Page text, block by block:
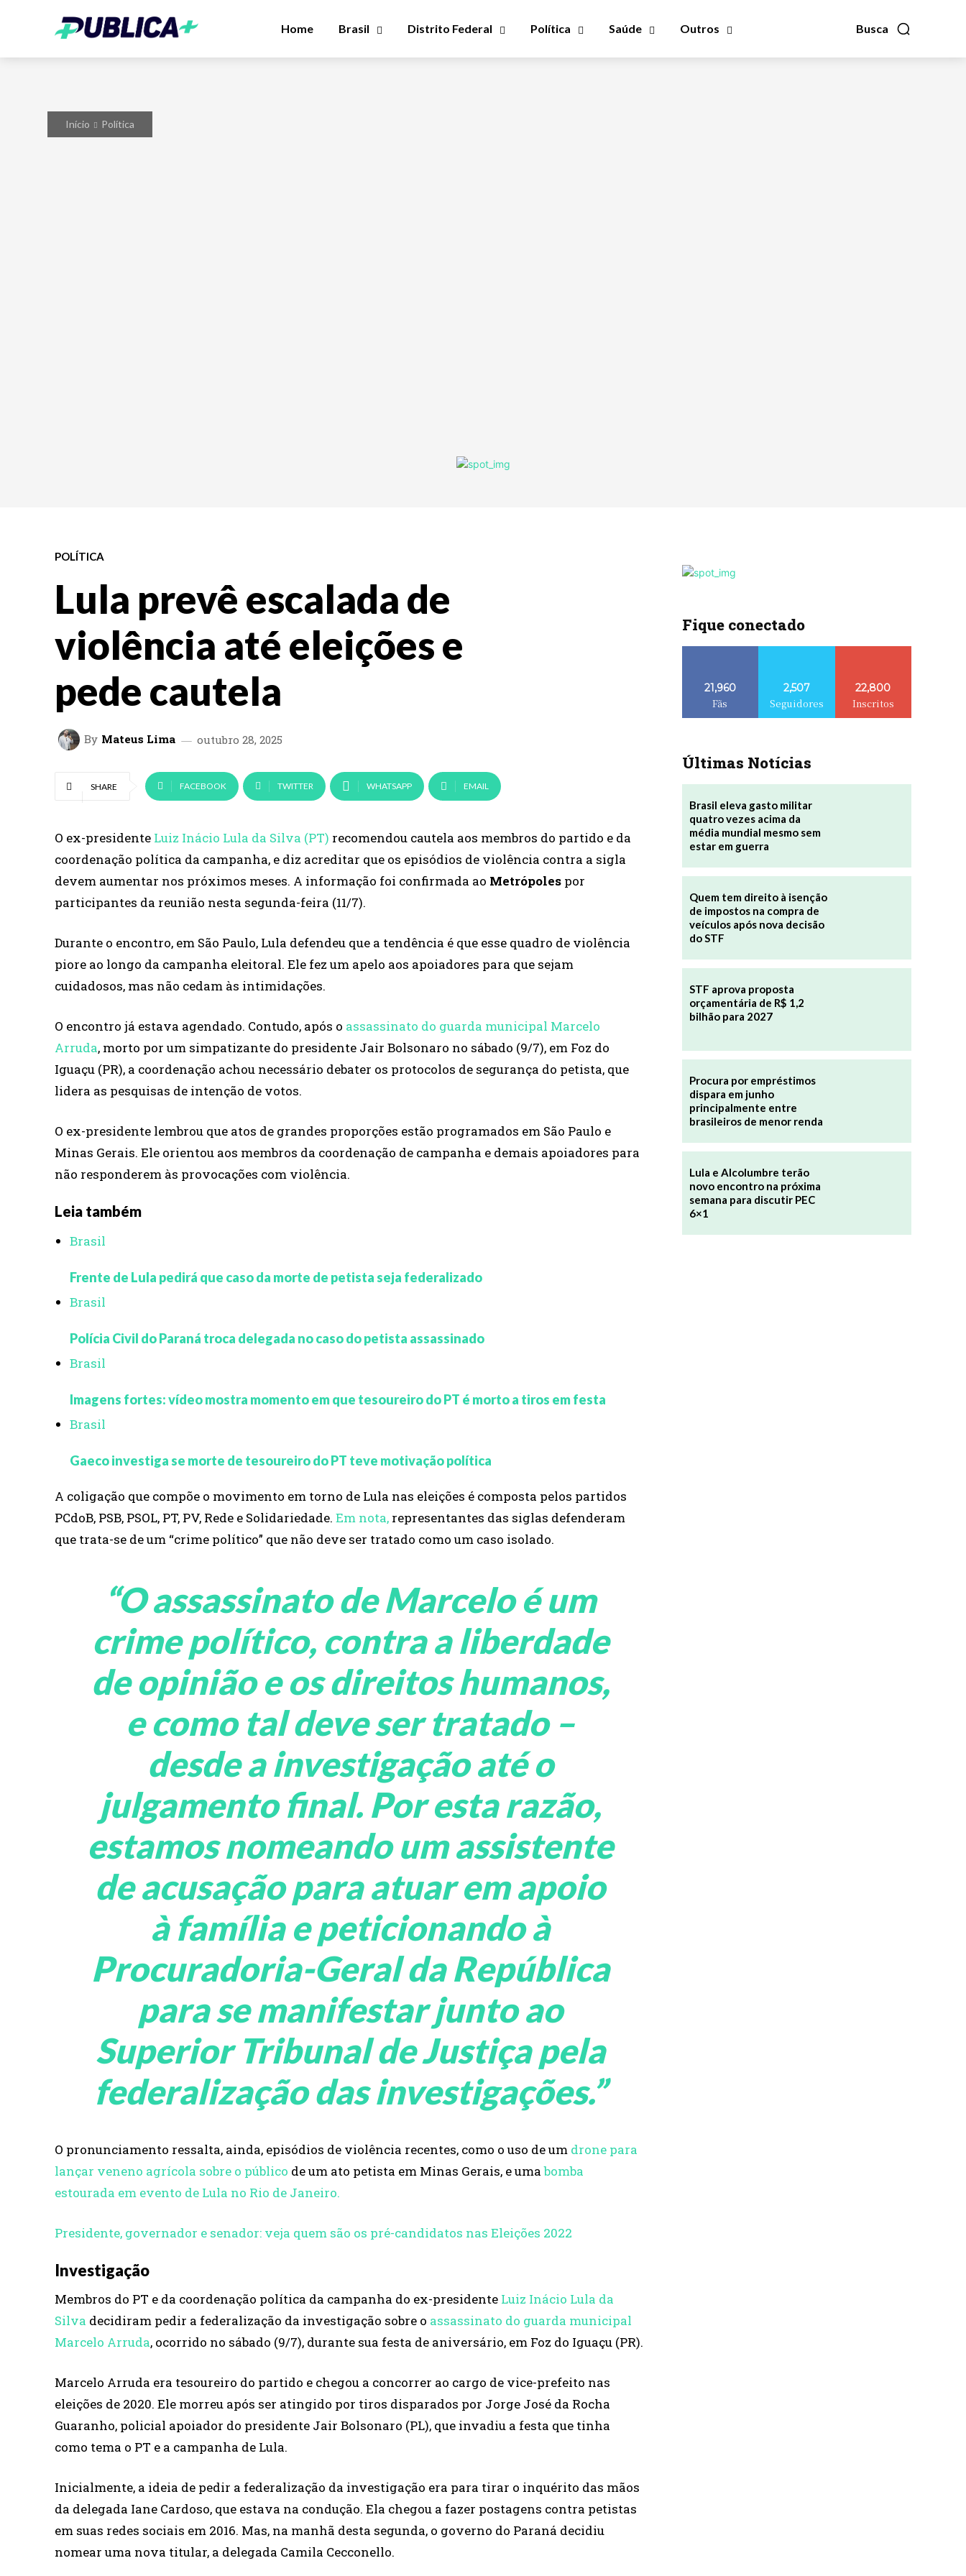
Busca
Home Brasil Distrito Federal Política Saúde Outros
Início Política
POLÍTICA
Lula prevê escalada de
violência até eleições e
pede cautela
By Mateus Lima outubro 28, 2025
SHARE FACEBOOK TWITTER WHATSAPP EMAIL
O ex-presidente Luiz Inácio Lula da Silva (PT) recomendou cautela aos membros do partido e da
coordenação política da campanha, e diz acreditar que os episódios de violência contra a sigla
devem aumentar nos próximos meses. A informação foi confirmada ao Metrópoles por
participantes da reunião nesta segunda-feira (11/7).
Durante o encontro, em São Paulo, Lula defendeu que a tendência é que esse quadro de violência
piore ao longo da campanha eleitoral. Ele fez um apelo aos apoiadores para que sejam
cuidadosos, mas não cedam às intimidações.
O encontro já estava agendado. Contudo, após o assassinato do guarda municipal Marcelo
Arruda, morto por um simpatizante do presidente Jair Bolsonaro no sábado (9/7), em Foz do
Iguaçu (PR), a coordenação achou necessário debater os protocolos de segurança do petista, que
lidera as pesquisas de intenção de votos.
O ex-presidente lembrou que atos de grandes proporções estão programados em São Paulo e
Minas Gerais. Ele orientou aos membros da coordenação de campanha e demais apoiadores para
não responderem às provocações com violência.
Leia também
Brasil
Frente de Lula pedirá que caso da morte de petista seja federalizado
Brasil
Polícia Civil do Paraná troca delegada no caso do petista assassinado
Brasil
Imagens fortes: vídeo mostra momento em que tesoureiro do PT é morto a tiros em festa
Brasil
Gaeco investiga se morte de tesoureiro do PT teve motivação política
A coligação que compõe o movimento em torno de Lula nas eleições é composta pelos partidos
PCdoB, PSB, PSOL, PT, PV, Rede e Solidariedade. Em nota, representantes das siglas defenderam
que trata-se de um “crime político” que não deve ser tratado como um caso isolado.
“O assassinato de Marcelo é um
crime político, contra a liberdade
de opinião e os direitos humanos,
e como tal deve ser tratado –
desde a investigação até o
julgamento final. Por esta razão,
estamos nomeando um assistente
de acusação para atuar em apoio
à família e peticionando à
Procuradoria-Geral da República
para se manifestar junto ao
Superior Tribunal de Justiça pela
federalização das investigações.”
O pronunciamento ressalta, ainda, episódios de violência recentes, como o uso de um drone para
lançar veneno agrícola sobre o público de um ato petista em Minas Gerais, e umabomba
estourada em evento de Lula no Rio de Janeiro.
Presidente, governador e senador: veja quem são os pré-candidatos nas Eleições 2022
Investigação
Membros do PT e da coordenação política da campanha do ex-presidente Luiz Inácio Lula da
Silva decidiram pedir a federalização da investigação sobre o assassinato do guarda municipal
Marcelo Arruda, ocorrido no sábado (9/7), durante sua festa de aniversário, em Foz do Iguaçu (PR).
Marcelo Arruda era tesoureiro do partido e chegou a concorrer ao cargo de vice-prefeito nas
eleições de 2020. Ele morreu após ser atingido por tiros disparados por Jorge José da Rocha
Guaranho, policial apoiador do presidente Jair Bolsonaro (PL), que invadiu a festa que tinha
como tema o PT e a campanha de Lula.
Inicialmente, a ideia de pedir a federalização da investigação era para tirar o inquérito das mãos
da delegada Iane Cardoso, que estava na condução. Ela chegou a fazer postagens contra petistas
em suas redes sociais em 2016. Mas, na manhã desta segunda, o governo do Paraná decidiu
nomear uma nova titular, a delegada Camila Cecconello.
Fique conectado
21,960
Fãs
2,507
Seguidores
22,800
Inscritos
Últimas Notícias
Brasil eleva gasto militar
quatro vezes acima da
média mundial mesmo sem
estar em guerra
Quem tem direito à isenção
de impostos na compra de
veículos após nova decisão
do STF
STF aprova proposta
orçamentária de R$ 1,2
bilhão para 2027
Procura por empréstimos
dispara em junho
principalmente entre
brasileiros de menor renda
Lula e Alcolumbre terão
novo encontro na próxima
semana para discutir PEC
6×1